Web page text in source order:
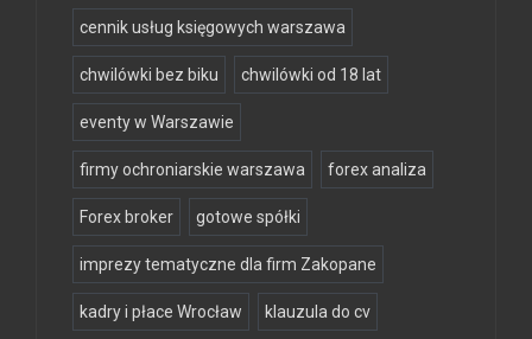
cennik usług księgowych warszawa
chwilówki bez biku chwilówki od 18 lat
eventy w Warszawie
firmy ochroniarskie warszawa forex analiza
Forex broker gotowe spółki
imprezy tematyczne dla firm Zakopane
kadry i płace Wrocław klauzula do cv